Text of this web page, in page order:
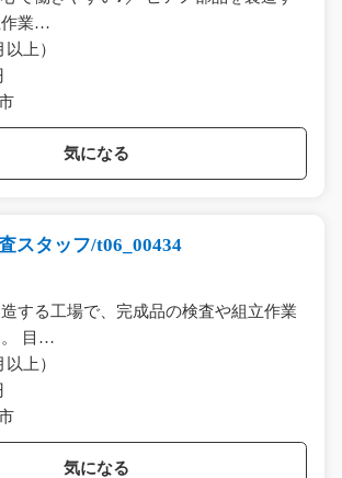
作業…
上）
気になる
スタッフ/t06_00434
する工場で、完成品の検査や組立作業
。 目…
上）
気になる